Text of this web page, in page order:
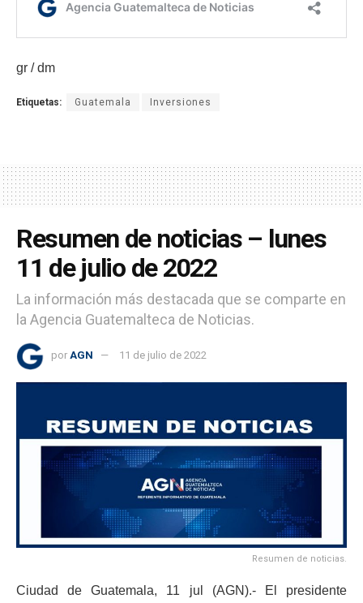
gr / dm
Etiquetas: Guatemala Inversiones
Resumen de noticias – lunes
11 de julio de 2022
La información más destacada que se comparte en
la Agencia Guatemalteca de Noticias.
por AGN 11 de julio de 2022
Resumen de noticias.
Ciudad de Guatemala, 11 jul (AGN).- El presidente